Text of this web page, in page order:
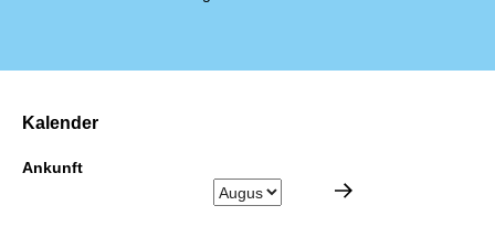
Kalender
Ankunft